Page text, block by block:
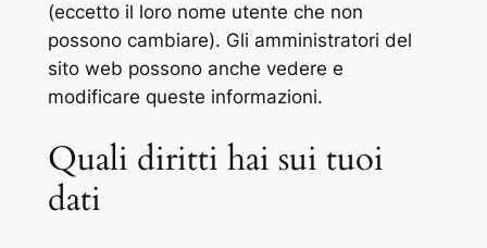
(eccetto il loro nome utente che non
possono cambiare). Gli amministratori del
sito web possono anche vedere e
modificare queste informazioni.
Quali diritti hai sui tuoi
dati